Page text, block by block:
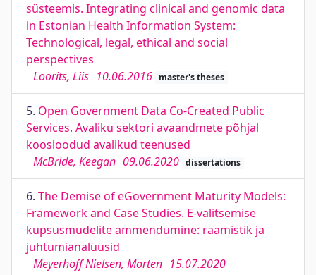
süsteemis. Integrating clinical and genomic data
in Estonian Health Information System:
Technological, legal, ethical and social
perspectives
Loorits, Liis 10.06.2016 master's theses
5. Open Government Data Co-Created Public
Services. Avaliku sektori avaandmete põhjal
koosloodud avalikud teenused
McBride, Keegan 09.06.2020 dissertations
6. The Demise of eGovernment Maturity Models:
Framework and Case Studies. E-valitsemise
küpsusmudelite ammendumine: raamistik ja
juhtumianalüüsid
Meyerhoff Nielsen, Morten 15.07.2020